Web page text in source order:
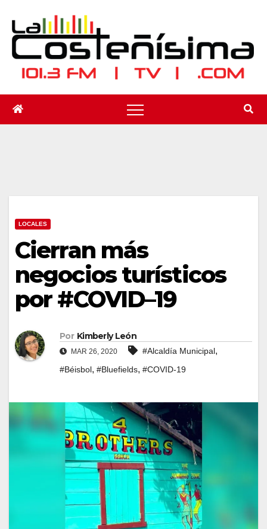
contenido
LOCALES
Cierran más
negocios turísticos
por #COVID–19
Por Kimberly León
MAR 26, 2020 #Alcaldía Municipal,
#Béisbol, #Bluefields, #COVID-19